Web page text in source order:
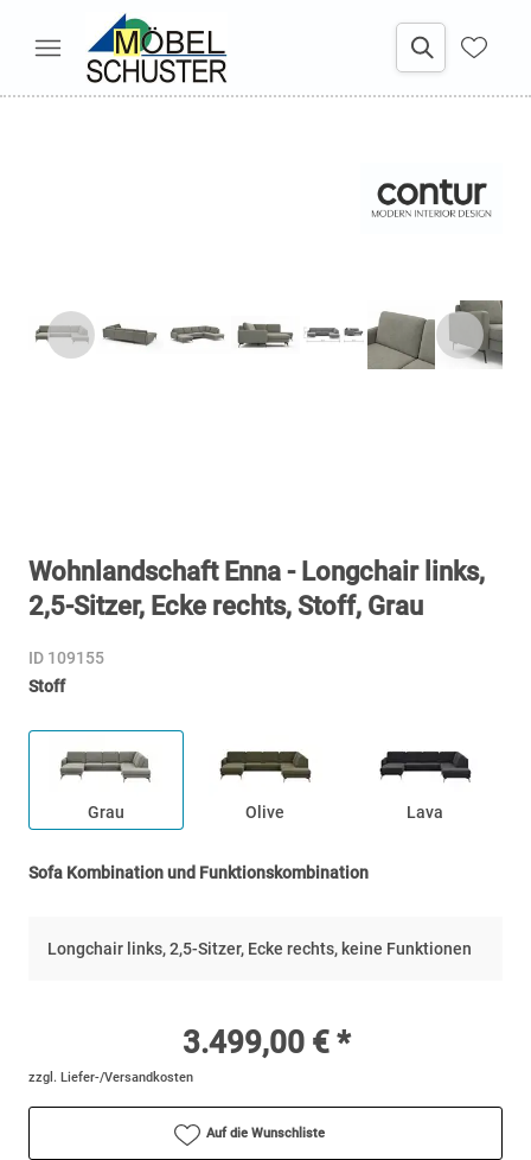
Wohnlandschaft Enna - Longchair links,
2,5-Sitzer, Ecke rechts, Stoff, Grau
ID 109155
Stoff
Grau Olive Lava
Sofa Kombination und Funktionskombination
Longchair links, 2,5-Sitzer, Ecke rechts, keine Funktionen
3.499,00 € *
zzgl. Liefer-/Versandkosten
Auf die Wunschliste